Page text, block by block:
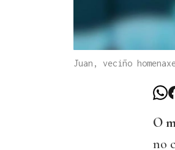
Juan, veciño
O
no